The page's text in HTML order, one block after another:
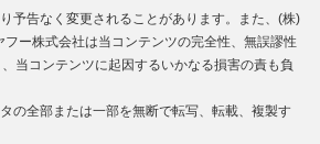
予告なく変更されることがあります。また、(株)
フー株式会社は当コンテンツの完全性、無誤謬性
当コンテンツに起因するいかなる損害の責も負
の全部または一部を無断で転写、転載、複製す